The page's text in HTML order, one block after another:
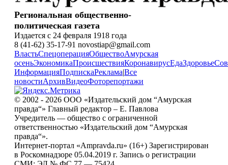
Региональная общественно-
политическая газета
Издается с 24 февраля 1918 года
8 (41-62) 35-17-91 novostiap@gmail.com
ВластьСпецоперацияОбществоАмурская
осеньЭкономикаПроисшествияКоронавирусЕдаЗдоровье
ИнформацияПодпискаРеклама|Все
новостиАрхивВидеоФоторепортажи
© 2002 - 2026 ООО «Издательский дом “Амурская
правда“» Главный редактор – Е. Павлова
Учредитель — общество с ограниченной
ответственностью «Издательский дом “Амурская
правда“».
Интернет-портал «Ampravda.ru» (16+) Зарегистрирован
в Роскомнадзоре 05.04.2019 г. Запись о регистрации